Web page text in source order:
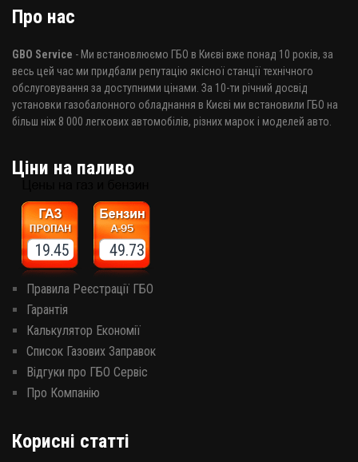
Про нас
GBO Service - Ми встановлюємо ГБО в Києві вже понад 10 років, за
весь цей час ми придбали репутацію якісної станції технічного
обслуговування за доступними цінами. За 10-ти річний досвід
установки газобалонного обладнання в Києві ми встановили ГБО на
більш ніж 8 000 легкових автомобілів, різних марок і моделей авто.
Ціни на паливо
19.45 49.73
Правила Реєстрації ГБО
Гарантія
Калькулятор Економії
Список Газових Заправок
Відгуки про ГБО Сервіс
Про Компанію
Корисні статті